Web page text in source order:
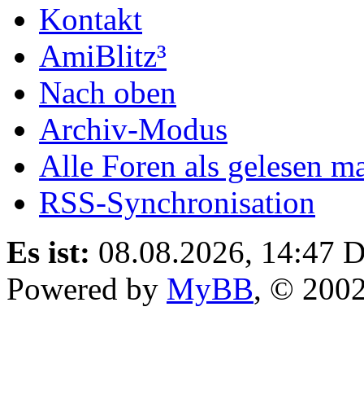
Kontakt
AmiBlitz³
Nach oben
Archiv-Modus
Alle Foren als gelesen
RSS-Synchronisation
Es ist: 08.08.2026, 14:47
Powered by MyBB, ©